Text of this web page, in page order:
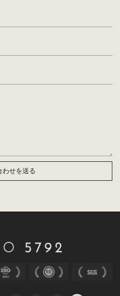
わせを送る